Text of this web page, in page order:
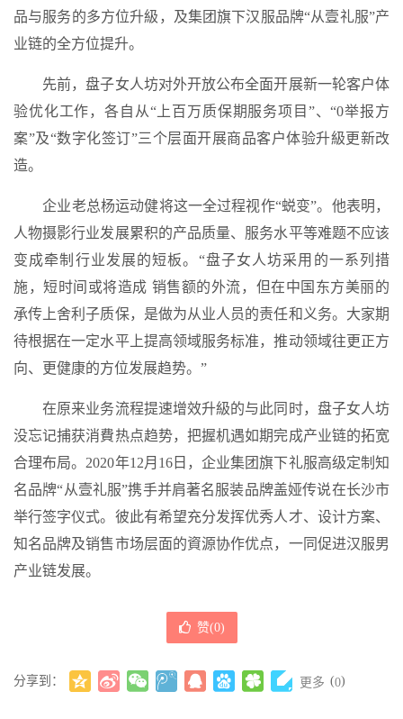
品与服务的多方位升級，及集团旗下汉服品牌“从壹礼服”产
业链的全方位提升。
先前，盘子女人坊对外开放公布全面开展新一轮客户体
验优化工作，各自从“上百万质保期服务项目”、“0举报方
案”及“数字化签订”三个层面开展商品客户体验升級更新改
造。
企业老总杨运动健将这一全过程视作“蜕变”。他表明，
人物摄影行业发展累积的产品质量、服务水平等难题不应该
变成牵制行业发展的短板。“盘子女人坊采用的一系列措
施，短时间或将造成 销售额的外流，但在中国东方美丽的
承传上舍利子质保，是做为从业人员的责任和义务。大家期
待根据在一定水平上提高领域服务标准，推动领域往更正方
向、更健康的方位发展趋势。”
在原来业务流程提速增效升級的与此同时，盘子女人坊
没忘记捕获消費热点趋势，把握机遇如期完成产业链的拓宽
合理布局。2020年12月16日，企业集团旗下礼服高级定制知
名品牌“从壹礼服”携手并肩著名服装品牌盖娅传说在长沙市
举行签字仪式。彼此有希望充分发挥优秀人才、设计方案、
知名品牌及销售市场层面的資源协作优点，一同促进汉服男
产业链发展。
赞(0)
分享到： 更多 (0)